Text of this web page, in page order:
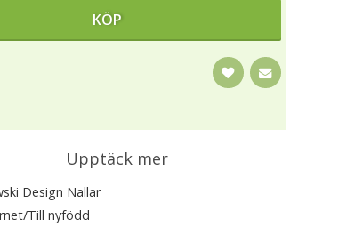
KÖP
Upptäck mer
Design Nallar
Till nyfödd